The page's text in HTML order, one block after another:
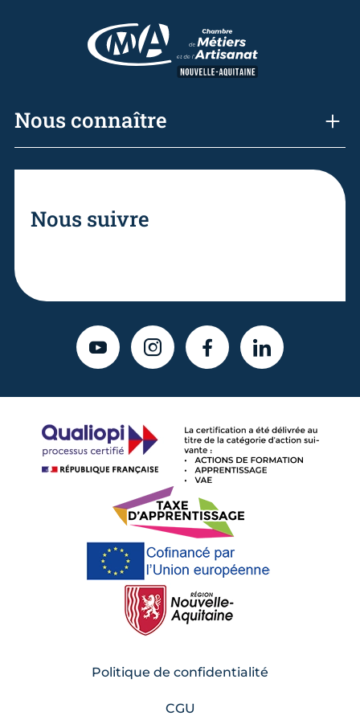
Nous connaître
Nous suivre
YOUTUBEINSTAGRAMFACEBOOKLINKEDIN
Politique de confidentialité
CGU